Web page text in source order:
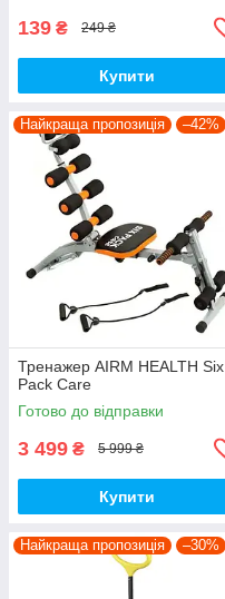
139 ₴ 249 ₴
Купити
Найкраща пропозиція –42%
Тренажер AIRM HEALTH Six
Pack Care
Готово до відправки
3 499 ₴ 5 999 ₴
Купити
Найкраща пропозиція –30%